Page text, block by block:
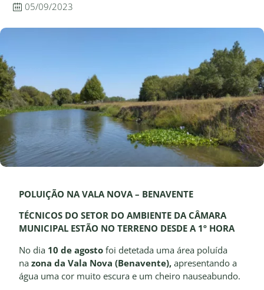
05/09/2023
POLUIÇÃO NA VALA NOVA – BENAVENTE
TÉCNICOS DO SETOR DO AMBIENTE DA CÂMARA
MUNICIPAL ESTÃO NO TERRENO DESDE A 1º HORA
No dia 10 de agosto foi detetada uma área poluída
nazona da Vala Nova (Benavente), apresentando a
água uma cor muito escura e um cheiro nauseabundo.